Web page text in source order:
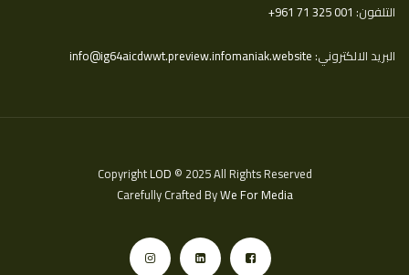
التلفون: ‎+961 71 325 001
البريد الالكتروني:info@ig64aicdwwt.preview.infomaniak.website
CopyrightLOD © 2025 All Rights Reserved
Carefully Crafted ByWe For Media